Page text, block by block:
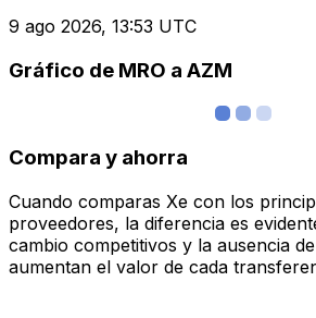
9 ago 2026, 13:53 UTC
Gráfico de MRO a AZM
Compara y ahorra
Cuando comparas Xe con los
proveedores, la diferencia es
cambio competitivos y la ausencia
aumentan el valor de cada